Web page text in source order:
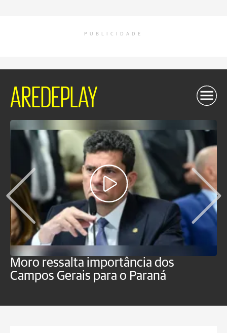
PUBLICIDADE
AREDEPLAY
Moro ressalta importância dos
Campos Gerais para o Paraná